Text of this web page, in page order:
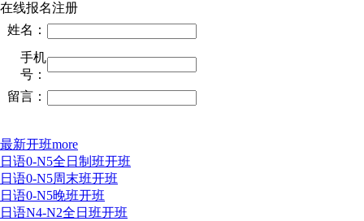
在线报名注册
姓名：
手机
号：
留言：
最新开班more
日语0-N5全日制班开班
日语0-N5周末班开班
日语0-N5晚班开班
日语N4-N2全日班开班